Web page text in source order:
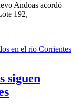
Andoas acordó
192,
siguen